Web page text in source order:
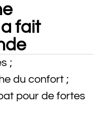
fait
;
du confort ;
pour de fortes